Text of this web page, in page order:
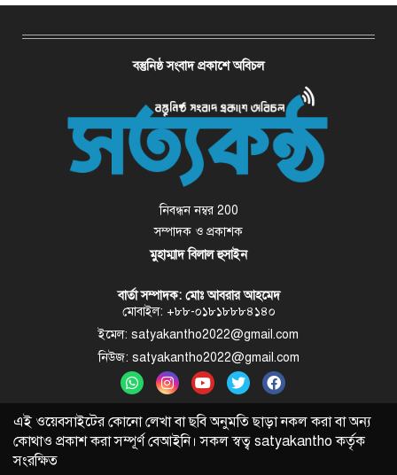
বস্তুনিষ্ঠ সংবাদ প্রকাশে অবিচল
নিবন্ধন নম্বর 200
সম্পাদক ও প্রকাশক
মুহাম্মাদ বিলাল হুসাইন
বার্তা সম্পাদক: মোঃ আবরার আহমেদ
মোবাইল: +৮৮-০১৮১৮৮৮৪১৪০
ইমেল: satyakantho2022@gmail.com
নিউজ: satyakantho2022@gmail.com
এই ওয়েবসাইটের কোনো লেখা বা ছবি অনুমতি ছাড়া নকল করা বা অন্য
কোথাও প্রকাশ করা সম্পূর্ণ বেআইনি। সকল স্বত্ব satyakantho কর্তৃক
সংরক্ষিত